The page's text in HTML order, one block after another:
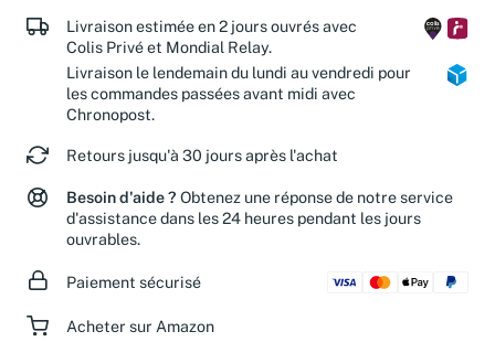
Livraison estimée en 2 jours ouvrés avec
Colis Privé et Mondial Relay.
Livraison le lendemain du lundi au vendredi pour
les commandes passées avant midi avec
Chronopost.
Retours jusqu'à 30 jours après l'achat
Besoin d'aide ? Obtenez une réponse de notre service
d'assistance dans les 24 heures pendant les jours
ouvrables.
Paiement sécurisé
Acheter sur Amazon